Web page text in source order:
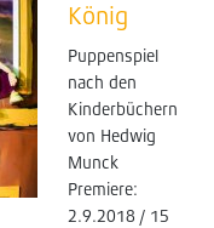
König
Puppenspiel
nach den
Kinderbüchern
von Hedwig
Munck
Premiere:
2.9.2018 / 15